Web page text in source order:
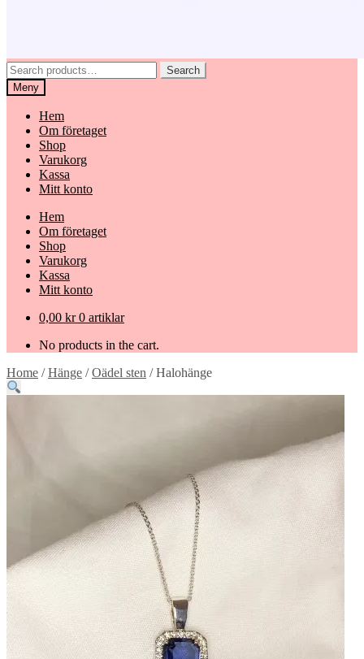
Search
for:
Search
Meny
Hem
Om företaget
Shop
Varukorg
Kassa
Mitt konto
Hem
Om företaget
Shop
Varukorg
Kassa
Mitt konto
0,00 kr 0 artiklar
No products in the cart.
Home /Hänge /Oädel sten /Halohänge